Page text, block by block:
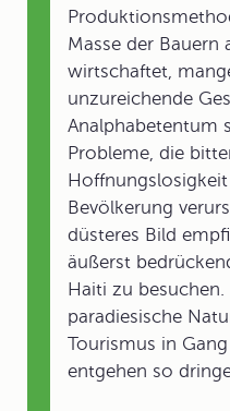
Masse der Bauern
wirtschaftet,
unzureichende
Analphabetentum
Probleme, die
Bevölkerung
düsteres Bild
äußerst
Haiti zu
paradiesische
Tourismus in
entgehen so